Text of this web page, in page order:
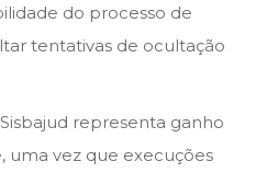
do processo de
tentativas de ocultação
representa ganho
uma vez que execuções